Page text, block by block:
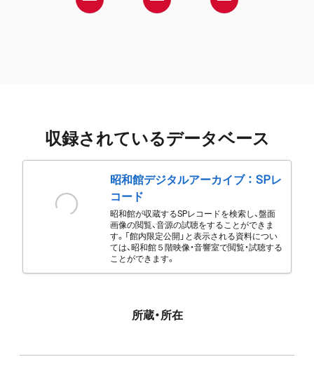
収録されているデータベース
昭和館デジタルアーカイブ ： SPレ
コード
昭和館が収蔵するSPレコードを検索し、盤面
画像の閲覧、音源の試聴をすることができま
す。「館内限定公開」と表示される資料につい
ては、昭和館５階映像・音響室で閲覧・試聴する
ことができます。
所蔵・所在